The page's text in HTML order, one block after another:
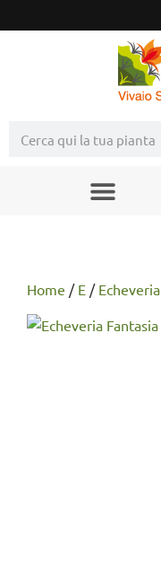
Home / E / Echeveria